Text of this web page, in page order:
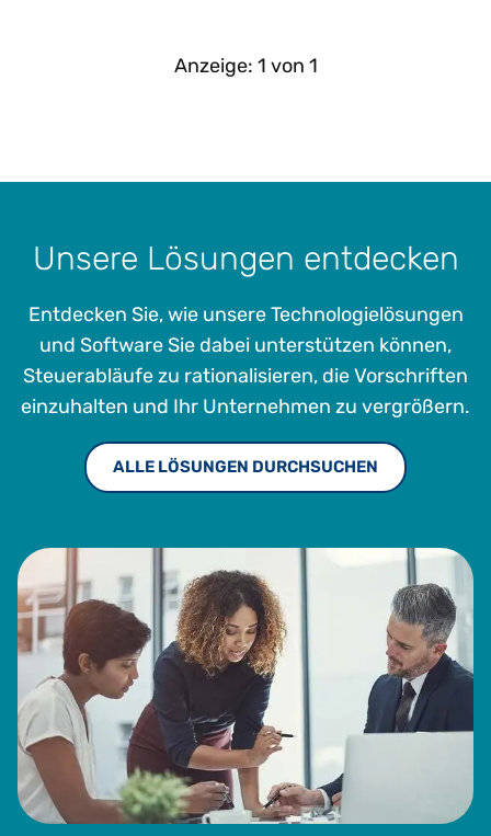
Anzeige: 1 von 1
Unsere Lösungen entdecken
Entdecken Sie, wie unsere Technologielösungen
und Software Sie dabei unterstützen können,
Steuerabläufe zu rationalisieren, die Vorschriften
einzuhalten und Ihr Unternehmen zu vergrößern.
ALLE LÖSUNGEN DURCHSUCHEN